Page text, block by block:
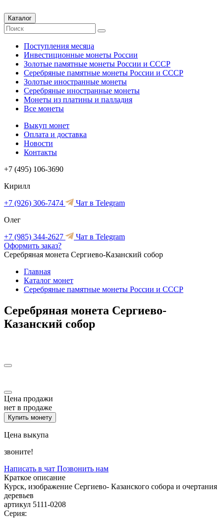
Каталог
Поступления месяца
Инвестиционные монеты России
Золотые памятные монеты России и СССР
Серебряные памятные монеты России и СССР
Золотые иностранные монеты
Серебряные иностранные монеты
Монеты из платины и палладия
Все монеты
Выкуп монет
Оплата и доставка
Новости
Контакты
+7 (495) 106-3690
Кирилл
+7 (926) 306-7474
Чат в Telegram
Олег
+7 (985) 344-2627
Чат в Telegram
Оформить заказ?
Серебряная монета Сергиево-Казанский собор
Главная
Каталог монет
Серебряные памятные монеты России и СССР
Серебряная монета Сергиево-
Казанский собор
Цена продажи
нет в продаже
Купить монету
Цена выкупа
звоните!
Написать в чат Позвонить нам
Краткое описание
Курск, изображение Сергиево- Казанского собора и очертания
деревьев
артикул 5111-0208
Серия: